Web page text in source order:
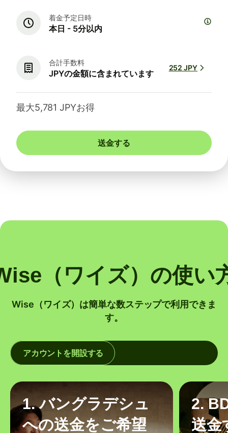
着金予定日時
本日 - 5分以内
合計手数料
JPYの金額に含まれています
252 JPY
最大5,781 JPYお得
送金する
（ワイズ）の使い
Wise（ワイズ）は簡単な数ステップで利用できま
す。
アカウントを開設する
1. バングラデシュ
への送金をご希望
2.
送金